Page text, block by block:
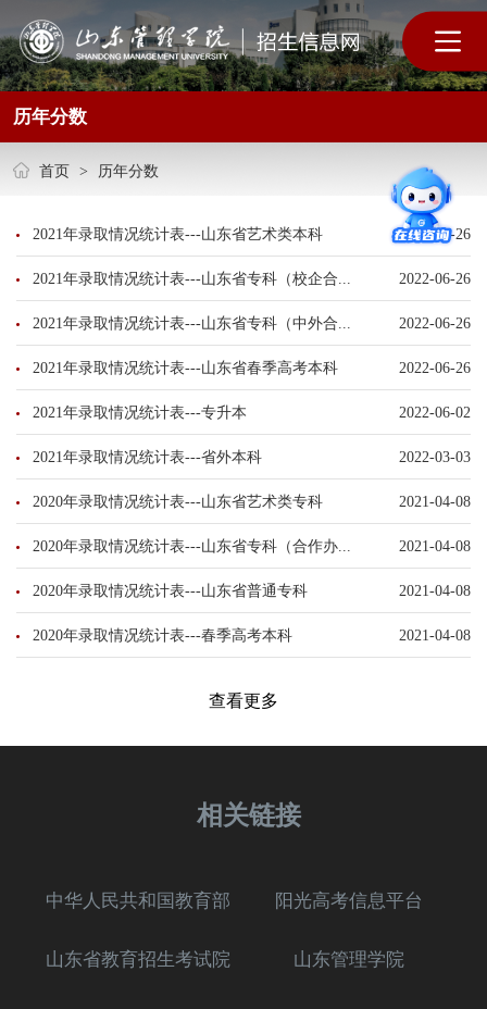
历年分数
首页 > 历年分数
2021年录取情况统计表---山东省艺术类本科 2022-06-26
2021年录取情况统计表---山东省专科（校企合... 2022-06-26
2021年录取情况统计表---山东省专科（中外合... 2022-06-26
2021年录取情况统计表---山东省春季高考本科 2022-06-26
2021年录取情况统计表---专升本 2022-06-02
2021年录取情况统计表---省外本科 2022-03-03
2020年录取情况统计表---山东省艺术类专科 2021-04-08
2020年录取情况统计表---山东省专科（合作办... 2021-04-08
2020年录取情况统计表---山东省普通专科 2021-04-08
2020年录取情况统计表---春季高考本科 2021-04-08
查看更多
相关链接
中华人民共和国教育部 阳光高考信息平台
山东省教育招生考试院 山东管理学院